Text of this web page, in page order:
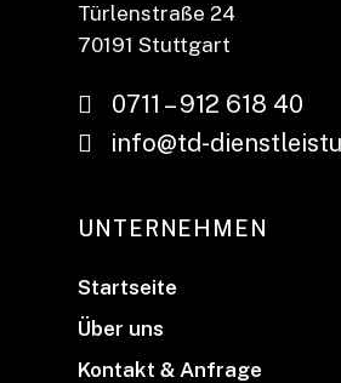
Türlenstraße 24
70191 Stuttgart
0711 – 912 618 40
info@td-
UNTERNEHMEN
Startseite
Über uns
Kontakt & Anfrage